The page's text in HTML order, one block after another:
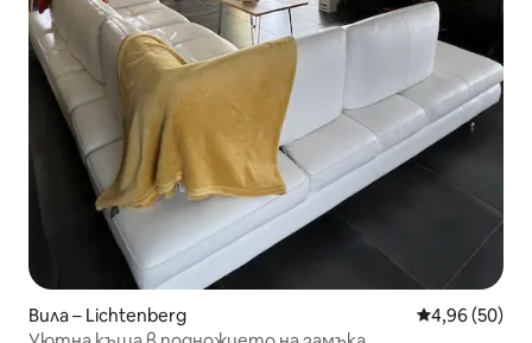
Вила – Lichtenberg Средна
4,96 (50)